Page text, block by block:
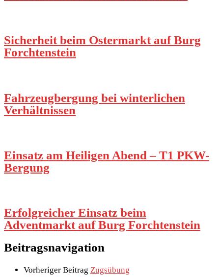
Sicherheit beim Ostermarkt auf Burg
Forchtenstein
Fahrzeugbergung bei winterlichen
Verhältnissen
Einsatz am Heiligen Abend – T1 PKW-
Bergung
Erfolgreicher Einsatz beim
Adventmarkt auf Burg Forchtenstein
Beitragsnavigation
Vorheriger Beitrag Zugsübung